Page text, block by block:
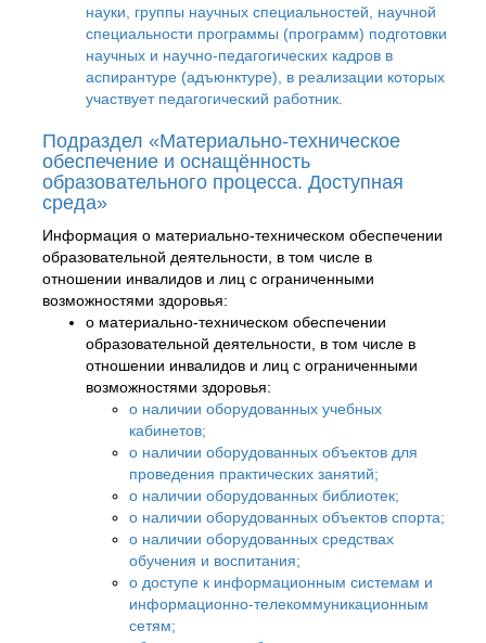
науки, группы научных специальностей, научной
специальности программы (программ) подготовки
научных и научно-педагогических кадров в
аспирантуре (адъюнктуре), в реализации которых
участвует педагогический работник.
Подраздел «Материально-техническое
обеспечение и оснащённость
образовательного процесса. Доступная
среда»
Информация о материально-техническом обеспечении
образовательной деятельности, в том числе в
отношении инвалидов и лиц с ограниченными
возможностями здоровья:
о материально-техническом обеспечении
образовательной деятельности, в том числе в
отношении инвалидов и лиц с ограниченными
возможностями здоровья:
о наличии оборудованных учебных
кабинетов;
о наличии оборудованных объектов для
проведения практических занятий;
о наличии оборудованных библиотек;
о наличии оборудованных объектов спорта;
о наличии оборудованных средствах
обучения и воспитания;
о доступе к информационным системам и
информационно-телекоммуникационным
сетям;